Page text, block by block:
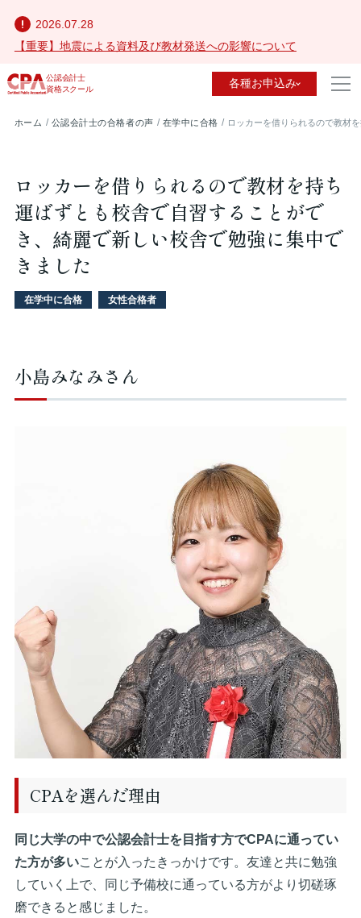
2026.07.28
【重要】地震による資料及び教材発送への影響について
公認会計士
資格スクール
各種お申込み
ホーム 公認会計士の合格者の声 在学中に合格 ロッカーを借りられるので教材
ロッカーを借りられるので教材を持ち
運ばずとも校舎で自習することがで
き、綺麗で新しい校舎で勉強に集中で
きました
在学中に合格 女性合格者
小島みなみさん
CPAを選んだ理由
同じ大学の中で公認会計士を目指す方でCPAに通ってい
た方が多いことが入ったきっかけです。友達と共に勉強
していく上で、同じ予備校に通っている方がより切磋琢
磨できると感じました。